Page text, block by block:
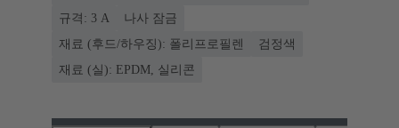
규격: 3 A
나사 잠금
재료 (후드/하우징): 폴리프로필렌
검정색
재료 (실): EPDM, 실리콘